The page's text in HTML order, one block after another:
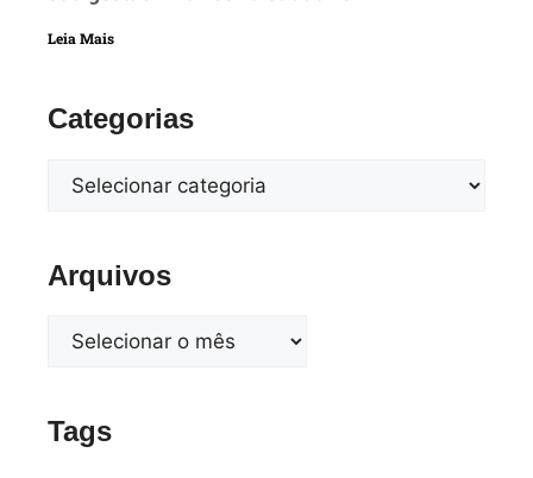
Leia Mais
Categorias
Arquivos
Tags